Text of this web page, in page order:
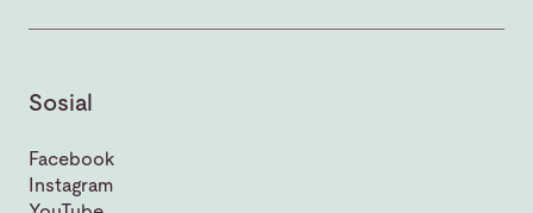
Sosial
Facebook
Instagram